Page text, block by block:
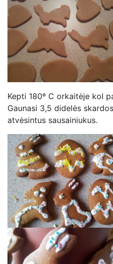
Kepti 180º C orkaitėje kol
Gaunasi 3,5 didelės
atvėsintus sausainiukus.